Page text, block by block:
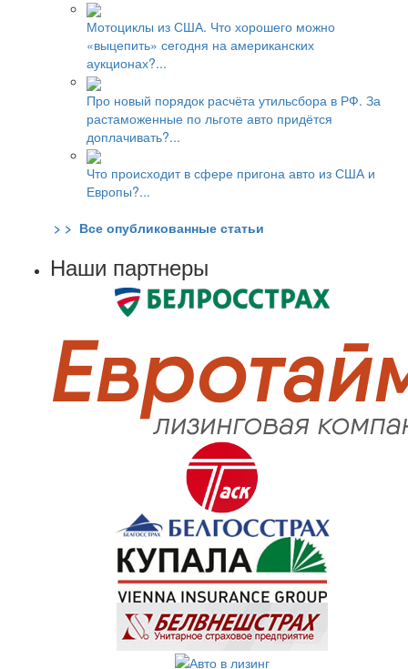
Мотоциклы из США. Что хорошего можно
«выцепить» сегодня на американских
аукционах?...
Про новый порядок расчёта утильсбора в РФ. За
растаможенные по льготе авто придётся
доплачивать?...
Что происходит в сфере пригона авто из США и
Европы?...
> > Все опубликованные статьи
Наши партнеры